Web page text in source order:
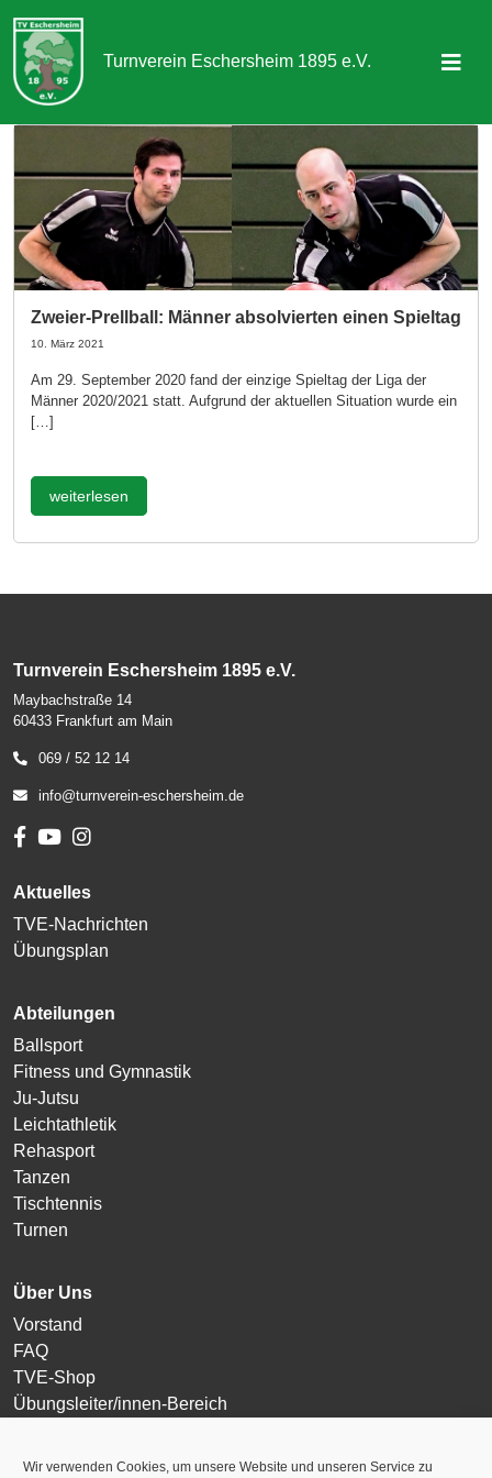
Wir verwenden Cookies, um unsere Website und unseren Service zu
Turnverein Eschersheim 1895 e.V.
Abteilungen
Aktuelles & Termine
Über uns
Kontakt
Mitgliedschaft
Zweier-Prellball: Männer absolvierten einen Spieltag
10. März 2021
Am 29. September 2020 fand der einzige Spieltag der Liga der
Männer 2020/2021 statt. Aufgrund der aktuellen Situation wurde ein
[…]
weiterlesen
Turnverein Eschersheim 1895 e.V.
Maybachstraße 14
60433 Frankfurt am Main
069 / 52 12 14
info@turnverein-eschersheim.de
Aktuelles
TVE-Nachrichten
Übungsplan
Abteilungen
Ballsport
Fitness und Gymnastik
Ju-Jutsu
Leichtathletik
Rehasport
Tanzen
Tischtennis
Turnen
Über Uns
Vorstand
FAQ
TVE-Shop
Übungsleiter/innen-Bereich